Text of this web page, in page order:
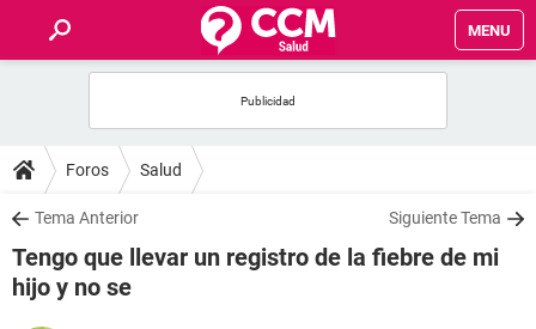
MENU
FOROS
SALUD
FAMILIA
Foros Salud
Tema Anterior Siguiente Tema
Tengo que llevar un registro de la fiebre de mi
hijo y no se